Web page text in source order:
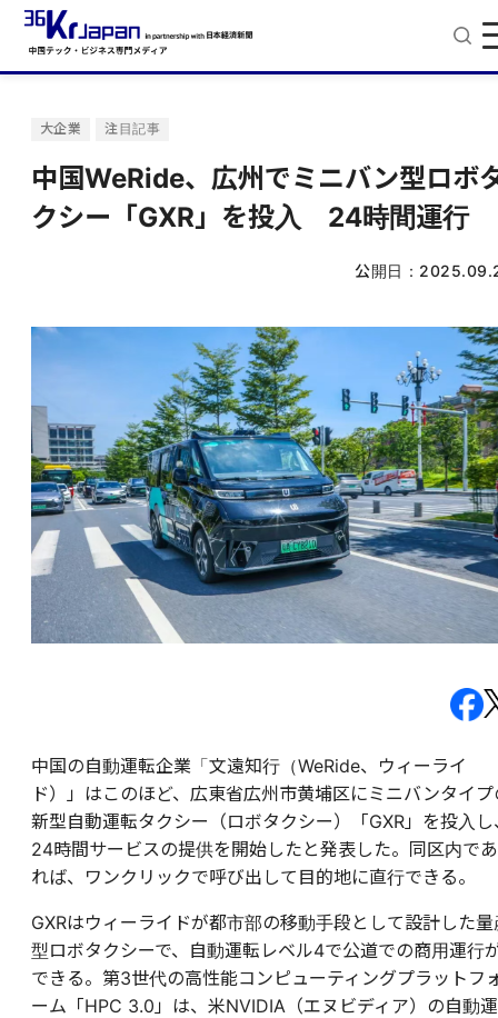
大企業 注目記事
中国WeRide、広州でミニバン型ロボ
クシー「GXR」を投入 24時間運行
公開日：
中国の自動運転企業「文遠知行（WeRide、ウィーライ
ド）」はこのほど、広東省広州市黄埔区にミニバンタイプ
新型自動運転タクシー（ロボタクシー）「GXR」を投入し
24時間サービスの提供を開始したと発表した。同区内であ
れば、ワンクリックで呼び出して目的地に直行できる。
GXRはウィーライドが都市部の移動手段として設計した量
型ロボタクシーで、自動運転レベル4で公道での商用運行
できる。第3世代の高性能コンピューティングプラットフ
ーム「HPC 3.0」は、米NVIDIA（エヌビディア）の自動運